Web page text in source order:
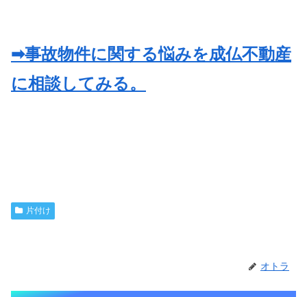
➡事故物件に関する悩みを成仏不動産
に相談してみる。
片付け
オトラ